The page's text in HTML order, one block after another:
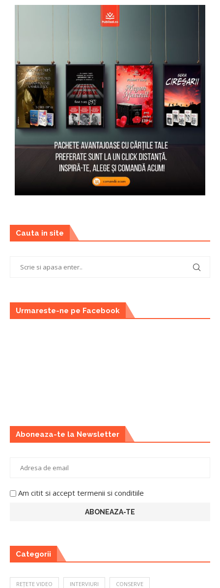
Cauta in site
Urmareste-ne pe Facebook
Aboneaza-te la Newsletter
Am citit si accept termenii si conditiile
Categorii
REȚETE VIDEO INTERVIURI CONSERVE